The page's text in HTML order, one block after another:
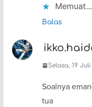
Memuat...
Balas
Selasa, 19
Soalnya
tua